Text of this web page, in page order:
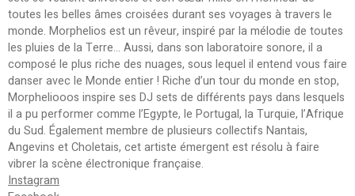
toutes les belles âmes croisées durant ses voyages à travers le
monde. Morphelios est un rêveur, inspiré par la mélodie de toutes
les pluies de la Terre… Aussi, dans son laboratoire sonore, il a
composé le plus riche des nuages, sous lequel il entend vous faire
danser avec le Monde entier ! Riche d’un tour du monde en stop,
Morpheliooos inspire ses DJ sets de différents pays dans lesquels
il a pu performer comme l’Egypte, le Portugal, la Turquie, l’Afrique
du Sud. Également membre de plusieurs collectifs Nantais,
Angevins et Choletais, cet artiste émergent est résolu à faire
vibrer la scène électronique française.
Instagram